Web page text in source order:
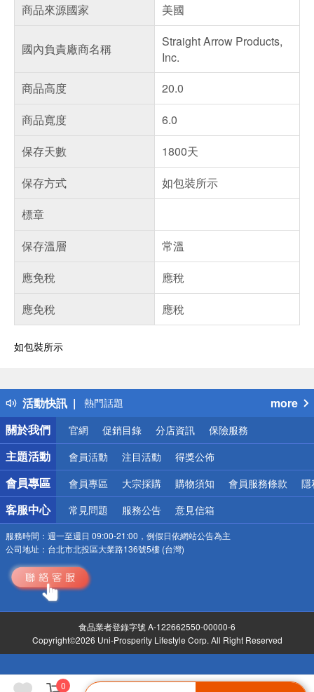
0
商品來源國家
美國
國內負責廠商名稱
Straight Arrow Products,
Inc.
商品高度
20.0
商品寬度
6.0
保存天數
1800天
保存方式
如包裝所示
標章
保存溫層
常溫
應免稅
應稅
應免稅
應稅
如包裝所示
活動快訊
得獎公告
熱門話題
銀行優惠
偏遠地區配送
詐騙網頁！請小心！
more
關於我們
官網 促銷目錄 分店資訊 保險服務
主題活動 會員活動 注目活動 得獎公佈
會員專區 會員專區 大宗採購 購物須知 會員服務條款 隱
客服中心 常見問題 服務公告 意見信箱
服務時間： 週一至週日 09:00-21:00，例假日依網站公告為主
公司地址： 台北市北投區大業路136號5樓 (台灣)
食品業者登錄字號 A-122662550-00000-6
Copyright©2026 Uni-Prosperity Lifestyle Corp. All Right Reserved